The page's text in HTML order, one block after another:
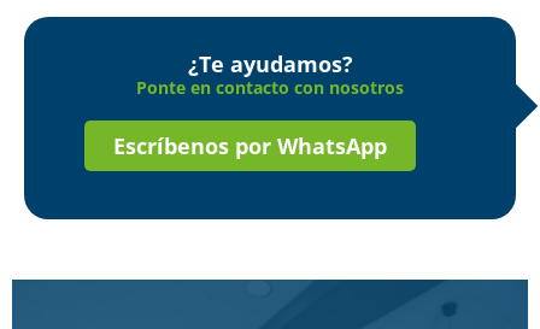
¿Te ayudamos?
Ponte en contacto con nosotros
Escríbenos por WhatsApp